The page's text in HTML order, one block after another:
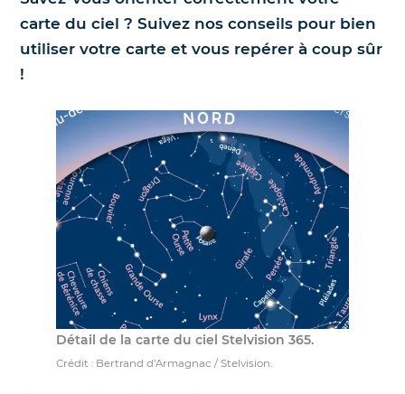
Science et exploration spatiale
Nos jumelles pour l'astronomie
carte du ciel ? Suivez nos conseils pour bien
utiliser votre carte et vous repérer à coup sûr
!
Détail de la carte du ciel Stelvision 365.
Crédit : Bertrand d’Armagnac / Stelvision.